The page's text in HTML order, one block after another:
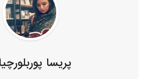
پریسا